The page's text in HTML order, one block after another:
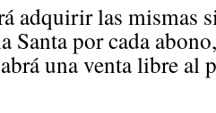
adquirir las mismas
Santa por cada
una venta libre al